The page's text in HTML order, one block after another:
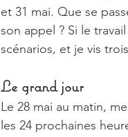
et 31 mai. Que se
son appel ? Si le
scénarios, et je vis
Le grand jour
Le 28 mai au matin,
les 24 prochaines